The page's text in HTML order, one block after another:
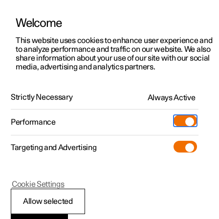
Polestar 2
Polestar 3
Polestar 4
Pre-owned
Shop
Mere
Udforsk Polestar 2
Kampagner
Nye lagerbiler
Prøvetur
Nye lagerbiler
Udforsk Polestar 4
Kampagner
Nye lagerbiler
Pre-owned-programmet
Pre-owned Polestar 2
Kampagner til privatkunder
Tilbud til erhvervskunder
Nye lagerbiler
Byg din bil
Pre-owned
Prøvetur
Extras tilbehør
(Åbner i et nyt vindue)
Experiences
Firmabil
Find os
Servicelokationer
Ejerskab
Opladning
Om Polestar
Bæredygtighed
HåndbogVideogalleriSoftwareopdateringer
Sikkerhed
Polestar 2
Sikkerhed
Welcome
This website uses cookies to enhance user experience and
to analyze performance and traffic on our website. We also
share information about your use of our site with our social
media, advertising and analytics partners.
Strictly Necessary Always Active
Performance
Targeting and Advertising
Allow selected
Cookie Settings